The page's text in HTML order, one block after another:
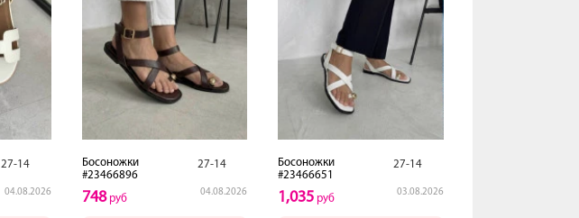
27-14
04.08.2026
Босоножки
#23466896
27-14
04.08.2026
748руб
Босоножки
#23466651
27-14
03.08.2026
1,035 руб